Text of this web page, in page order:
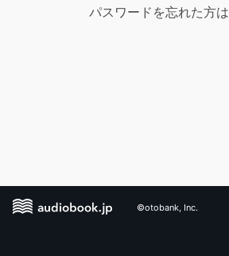
パスワードを忘れた方は
©otobank, Inc.